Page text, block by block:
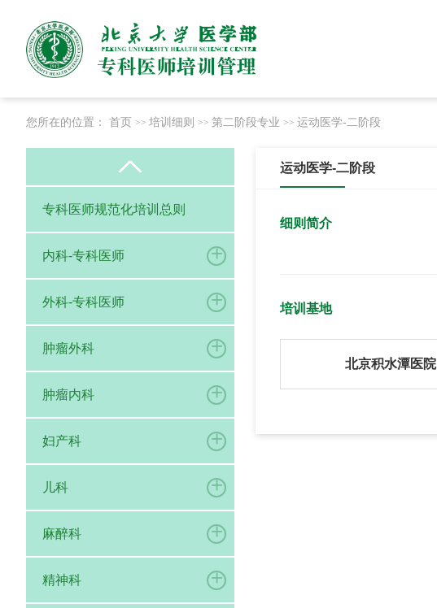
您所在的位置： 首页 >> 培训细则 >> 第二阶段专业 >> 运动医学-二阶段
专科医师规范化培训总则
内科-专科医师 +
外科-专科医师 +
肿瘤外科 +
肿瘤内科 +
妇产科 +
儿科 +
麻醉科 +
精神科 +
运动医学-二阶段
细则简介
培训基地
北京积水潭医院